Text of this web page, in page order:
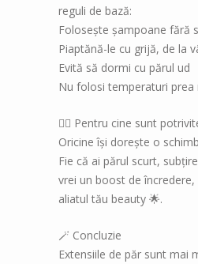
reguli de bază:
Folosește șampoane fără
Piaptănă-le cu grijă, de la
Evită să dormi cu părul ud
Nu folosi temperaturi
🙋‍♀️ Pentru cine sunt
Oricine își dorește o
Fie că ai părul scurt,
vrei un boost de
aliatul tău beauty 🌟.
🪄 Concluzie
Extensiile de păr sunt mai